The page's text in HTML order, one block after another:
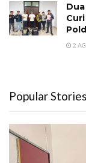
2
Popular Stories